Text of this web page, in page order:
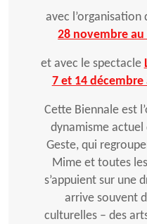
avec l’organisation
28 novembre au
et avec le spectacle
7 et 14 décembre
Cette Biennale est
dynamisme
Geste, qui
Mime et toutes
s’appuient sur une
arrive souvent
culturelles – des